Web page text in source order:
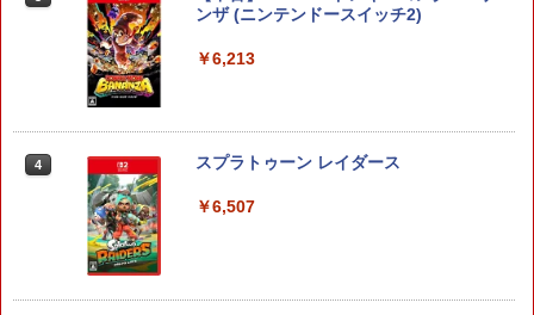
ンザ (ニンテンドースイッチ2)
￥6,213
4 スプラトゥーン レイダース
￥6,507